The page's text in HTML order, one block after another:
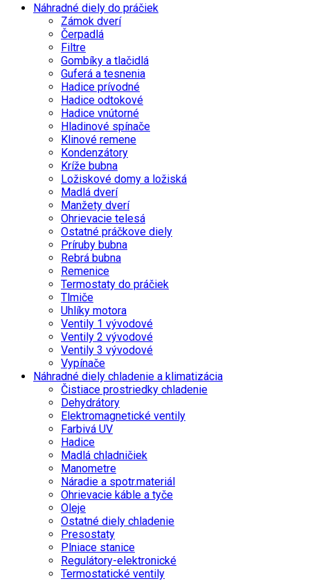
Náhradné diely do práčiek
Zámok dverí
Čerpadlá
Filtre
Gombíky a tlačidlá
Guferá a tesnenia
Hadice prívodné
Hadice odtokové
Hadice vnútorné
Hladinové spínače
Klinové remene
Kondenzátory
Kríže bubna
Ložiskové domy a ložiská
Madlá dverí
Manžety dverí
Ohrievacie telesá
Ostatné práčkove diely
Príruby bubna
Rebrá bubna
Remenice
Termostaty do práčiek
Tlmiče
Uhlíky motora
Ventily 1 vývodové
Ventily 2 vývodové
Ventily 3 vývodové
Vypínače
Náhradné diely chladenie a klimatizácia
Čistiace prostriedky chladenie
Dehydrátory
Elektromagnetické ventily
Farbivá UV
Hadice
Madlá chladničiek
Manometre
Náradie a spotr.materiál
Ohrievacie káble a tyče
Oleje
Ostatné diely chladenie
Presostaty
Plniace stanice
Regulátory-elektronické
Termostatické ventily